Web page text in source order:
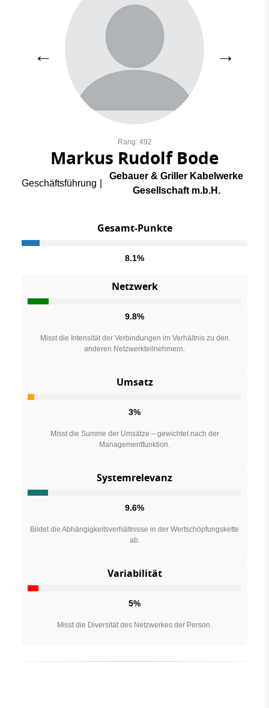
← →
Rang: 492
Markus Rudolf Bode
Geschäftsführung
Gebauer & Griller Kabelwerke
Gesellschaft m.b.H.
Gesamt-Punkte
8.1%
Netzwerk
9.8%
Misst die Intensität der Verbindungen im Verhältnis zu den
anderen Netzwerkteilnehmern.
Umsatz
3%
Misst die Summe der Umsätze – gewichtet nach der
Managementfunktion.
Systemrelevanz
9.6%
Bildet die Abhängigkeitsverhältnisse in der Wertschöpfungskette
ab.
Variabilität
5%
Misst die Diversität des Netzwerkes der Person.